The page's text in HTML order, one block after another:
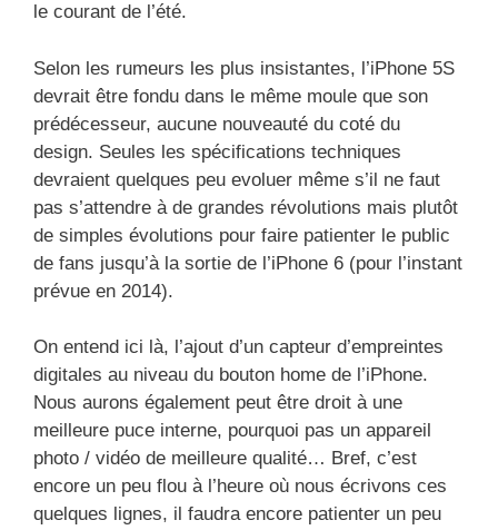
le courant de l’été.
Selon les rumeurs les plus insistantes, l’iPhone 5S
devrait être fondu dans le même moule que son
prédécesseur, aucune nouveauté du coté du
design. Seules les spécifications techniques
devraient quelques peu evoluer même s’il ne faut
pas s’attendre à de grandes révolutions mais plutôt
de simples évolutions pour faire patienter le public
de fans jusqu’à la sortie de l’iPhone 6 (pour l’instant
prévue en 2014).
On entend ici là, l’ajout d’un capteur d’empreintes
digitales au niveau du bouton home de l’iPhone.
Nous aurons également peut être droit à une
meilleure puce interne, pourquoi pas un appareil
photo / vidéo de meilleure qualité… Bref, c’est
encore un peu flou à l’heure où nous écrivons ces
quelques lignes, il faudra encore patienter un peu